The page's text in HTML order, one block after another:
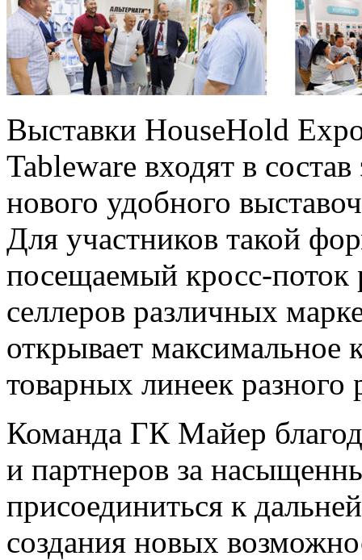
Выставки HouseHold
Tableware входят в
нового удобного
Для участников такой
посещаемый кросс-поток
селлеров различных
открывает максимальное
товарных линеек
Команда ГК Майер
и партнеров за
присоединиться к
создания новых